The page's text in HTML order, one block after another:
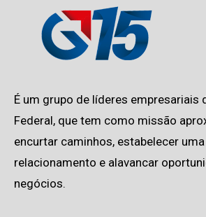
É um grupo de líderes empresariais
Federal, que tem como missão
encurtar caminhos, estabelecer
relacionamento e alavancar
negócios.